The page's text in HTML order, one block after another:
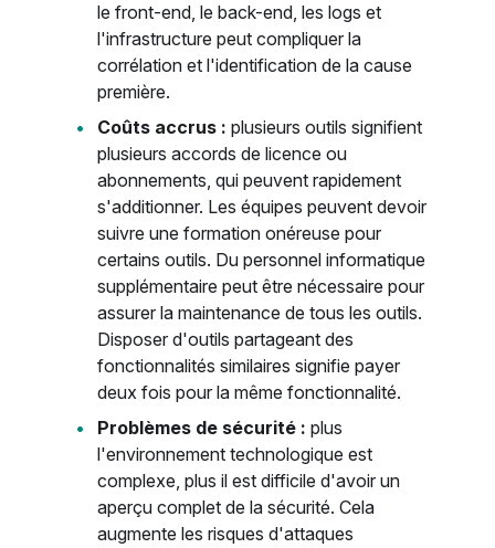
le front-end, le back-end, les logs et
l'infrastructure peut compliquer la
corrélation et l'identification de la cause
première.
Coûts accrus : plusieurs outils signifient
plusieurs accords de licence ou
abonnements, qui peuvent rapidement
s'additionner. Les équipes peuvent devoir
suivre une formation onéreuse pour
certains outils. Du personnel informatique
supplémentaire peut être nécessaire pour
assurer la maintenance de tous les outils.
Disposer d'outils partageant des
fonctionnalités similaires signifie payer
deux fois pour la même fonctionnalité.
Problèmes de sécurité : plus
l'environnement technologique est
complexe, plus il est difficile d'avoir un
aperçu complet de la sécurité. Cela
augmente les risques d'attaques